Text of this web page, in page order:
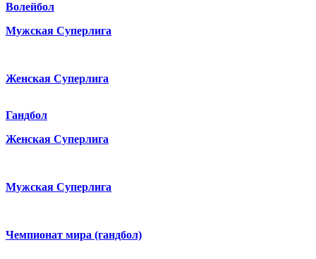
Волейбол
Мужская Суперлига
Женская Суперлига
Гандбол
Женская Суперлига
Мужская Суперлига
Чемпионат мира (гандбол)